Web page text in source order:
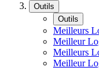
Outils
Outils
Meilleurs
Meilleur
Meilleurs
Meilleur